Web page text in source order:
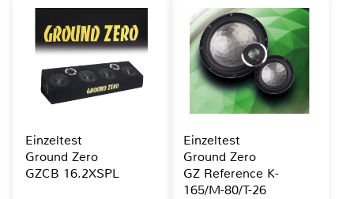
Einzeltest
Ground Zero
GZCB 16.2XSPL
Einzeltest
Ground Zero
GZ Reference K-
165/M-80/T-26